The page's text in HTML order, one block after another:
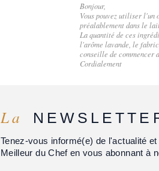
Bonjour,
Vous pouvez utiliser l'un
préalablement dans le
La quantité de ces
l'arôme lavande, le
conseille de commencer
Cordialement
La
Tenez-vous informé(e) de l'actualité
Meilleur du Chef en vous abonnant à